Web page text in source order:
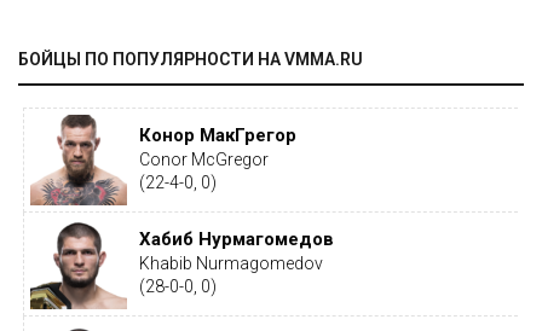
БОЙЦЫ ПО ПОПУЛЯРНОСТИ НА VMMA.RU
Конор МакГрегор
Conor McGregor
(22-4-0, 0)
Хабиб Нурмагомедов
Khabib Nurmagomedov
(28-0-0, 0)